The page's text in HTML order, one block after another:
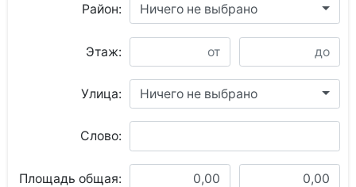
Район: Ничего не выбрано
Этаж:
Улица: Ничего не выбрано
Слово:
Площадь общая: